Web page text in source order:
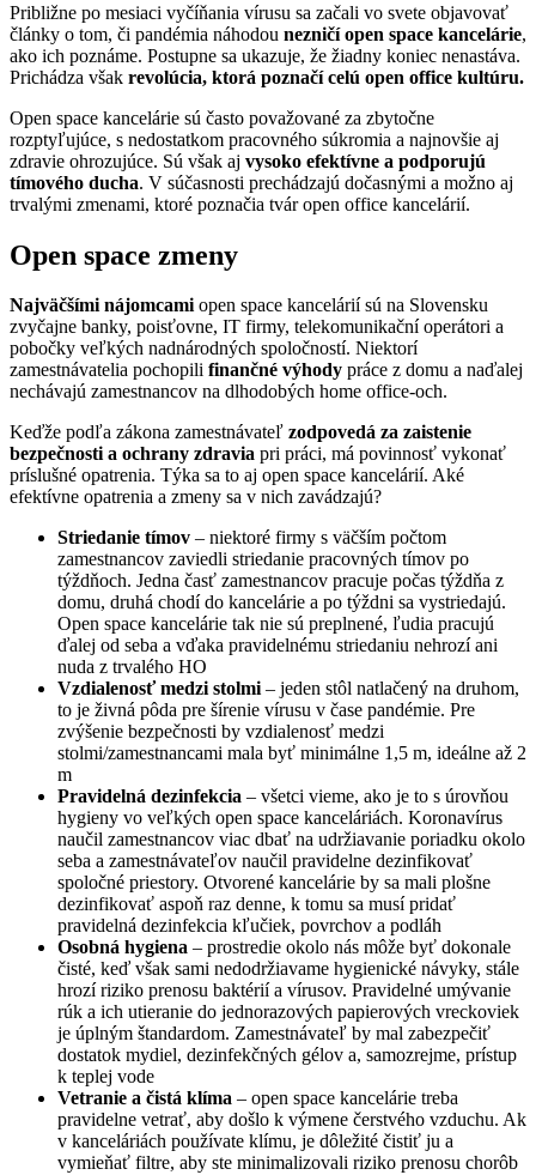
Približne po mesiaci vyčíňania vírusu sa začali vo svete objavovať
články o tom, či pandémia náhodou nezničí open space kancelárie,
ako ich poznáme. Postupne sa ukazuje, že žiadny koniec nenastáva.
Prichádza však revolúcia, ktorá poznačí celú open office kultúru.
Open space kancelárie sú často považované za zbytočne
rozptyľujúce, s nedostatkom pracovného súkromia a najnovšie aj
zdravie ohrozujúce. Sú však aj vysoko efektívne a podporujú
tímového ducha. V súčasnosti prechádzajú dočasnými a možno aj
trvalými zmenami, ktoré poznačia tvár open office kancelárií.
Open space zmeny
Najväčšími nájomcamiopen space kancelárií sú na Slovensku
zvyčajne banky, poisťovne, IT firmy, telekomunikační operátori a
pobočky veľkých nadnárodných spoločností. Niektorí
zamestnávatelia pochopili finančné výhody práce z domu a naďalej
nechávajú zamestnancov na dlhodobých home office-och.
Keďže podľa zákona zamestnávateľ zodpovedá za zaistenie
bezpečnosti a ochrany zdravia pri práci, má povinnosť vykonať
príslušné opatrenia. Týka sa to aj open space kancelárií. Aké
efektívne opatrenia a zmeny sa v nich zavádzajú?
Striedanie tímov – niektoré firmy s väčším počtom
zamestnancov zaviedli striedanie pracovných tímov po
týždňoch. Jedna časť zamestnancov pracuje počas týždňa z
domu, druhá chodí do kancelárie a po týždni sa vystriedajú.
Open space kancelárie tak nie sú preplnené, ľudia pracujú
ďalej od seba a vďaka pravidelnému striedaniu nehrozí ani
nuda z trvalého HO
Vzdialenosť medzi stolmi– jeden stôl natlačený na druhom,
to je živná pôda pre šírenie vírusu v čase pandémie. Pre
zvýšenie bezpečnosti by vzdialenosť medzi
stolmi/zamestnancami mala byť minimálne 1,5 m, ideálne až 2
m
Pravidelná dezinfekcia – všetci vieme, ako je to s úrovňou
hygieny vo veľkých open space kanceláriách. Koronavírus
naučil zamestnancov viac dbať na udržiavanie poriadku okolo
seba a zamestnávateľov naučil pravidelne dezinfikovať
spoločné priestory. Otvorené kancelárie by sa mali plošne
dezinfikovať aspoň raz denne, k tomu sa musí pridať
pravidelná dezinfekcia kľučiek, povrchov a podláh
Osobná hygiena – prostredie okolo nás môže byť dokonale
čisté, keď však sami nedodržiavame hygienické návyky, stále
hrozí riziko prenosu baktérií a vírusov. Pravidelné umývanie
rúk a ich utieranie do jednorazových papierových vreckoviek
je úplným štandardom. Zamestnávateľ by mal zabezpečiť
dostatok mydiel, dezinfekčných gélov a, samozrejme, prístup
k teplej vode
Vetranie a čistá klíma – open space kancelárie treba
pravidelne vetrať, aby došlo k výmene čerstvého vzduchu. Ak
v kanceláriách používate klímu, je dôležité čistiť ju a
vymieňať filtre, aby ste minimalizovali riziko prenosu chorôb